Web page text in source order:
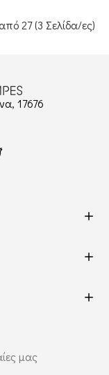
27 (3 Σελίδα/ες)
17676
μας